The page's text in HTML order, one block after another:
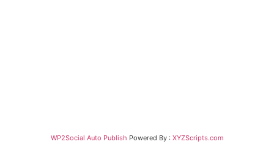
WP2Social Auto Publish Powered By : XYZScripts.com